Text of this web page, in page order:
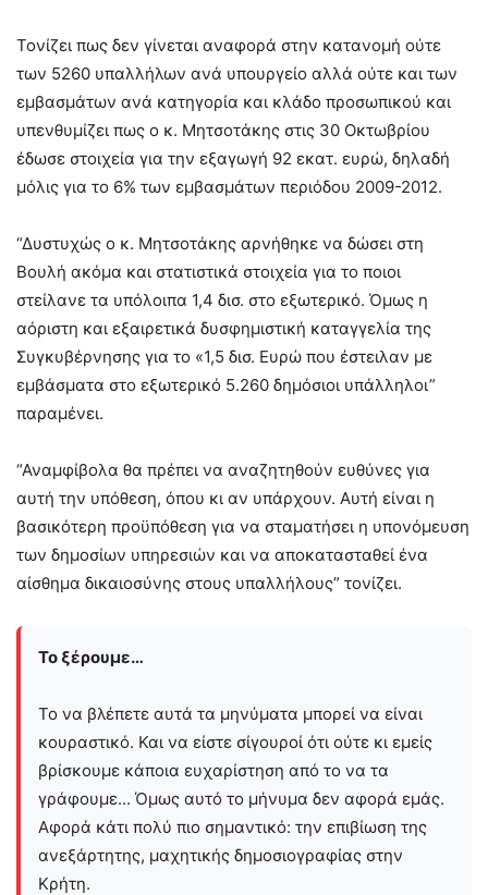
Τονίζει πως δεν γίνεται αναφορά στην κατανομή ούτε
των 5260 υπαλλήλων ανά υπουργείο αλλά ούτε και των
εμβασμάτων ανά κατηγορία και κλάδο προσωπικού και
υπενθυμίζει πως ο κ. Μητσοτάκης στις 30 Οκτωβρίου
έδωσε στοιχεία για την εξαγωγή 92 εκατ. ευρώ, δηλαδή
μόλις για το 6% των εμβασμάτων περιόδου 2009-2012.
“Δυστυχώς ο κ. Μητσοτάκης αρνήθηκε να δώσει στη
Βουλή ακόμα και στατιστικά στοιχεία για το ποιοι
στείλανε τα υπόλοιπα 1,4 δισ. στο εξωτερικό. Όμως η
αόριστη και εξαιρετικά δυσφημιστική καταγγελία της
Συγκυβέρνησης για το «1,5 δισ. Ευρώ που έστειλαν με
εμβάσματα στο εξωτερικό 5.260 δημόσιοι υπάλληλοι”
παραμένει.
“Αναμφίβολα θα πρέπει να αναζητηθούν ευθύνες για
αυτή την υπόθεση, όπου κι αν υπάρχουν. Αυτή είναι η
βασικότερη προϋπόθεση για να σταματήσει η υπονόμευση
των δημοσίων υπηρεσιών και να αποκατασταθεί ένα
αίσθημα δικαιοσύνης στους υπαλλήλους” τονίζει.
Το ξέρουμε…
Το να βλέπετε αυτά τα μηνύματα μπορεί να είναι
κουραστικό. Και να είστε σίγουροί ότι ούτε κι εμείς
βρίσκουμε κάποια ευχαρίστηση από το να τα
γράφουμε... Όμως αυτό το μήνυμα δεν αφορά εμάς.
Αφορά κάτι πολύ πιο σημαντικό: την επιβίωση της
ανεξάρτητης, μαχητικής δημοσιογραφίας στην
Kρήτη.